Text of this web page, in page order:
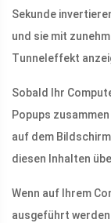
Sekunde
und sie mit
Tunneleffekt
Sobald Ihr
Popups
auf dem
diesen Inhalten
Wenn auf Ihrem
ausgeführt werden